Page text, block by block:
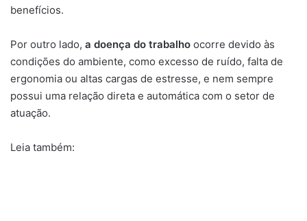
benefícios.
Por outro lado, a doença do trabalho ocorre devido às
condições do ambiente, como excesso de ruído, falta de
ergonomia ou altas cargas de estresse, e nem sempre
possui uma relação direta e automática com o setor de
atuação.
Leia também: